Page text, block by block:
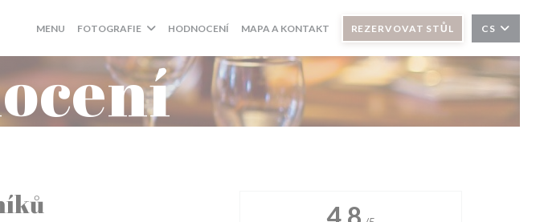
MENU FOTOGRAFIE HODNOCENÍ MAPA A KONTAKT REZERVOVAT STŮL CS